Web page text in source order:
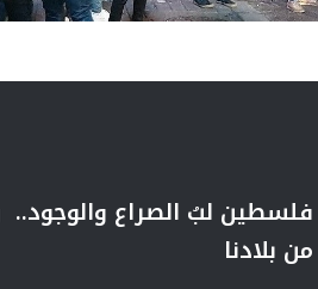
لبُ الصراع والوجود..
بلادنا